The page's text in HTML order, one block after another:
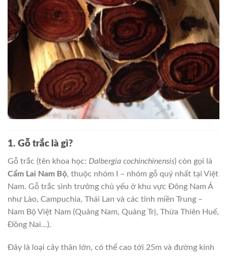
1. Gỗ trắc là gì?
Gỗ trắc (tên khoa học: Dalbergia cochinchinensis) còn gọi là
Cẩm Lai Nam Bộ, thuộc nhóm I – nhóm gỗ quý nhất tại Việt
Nam. Gỗ trắc sinh trưởng chủ yếu ở khu vực Đông Nam Á
như Lào, Campuchia, Thái Lan và các tỉnh miền Trung –
Nam Bộ Việt Nam (Quảng Nam, Quảng Trị, Thừa Thiên Huế,
Đồng Nai…).
Đây là loại cây thân lớn, có thể cao tới 25m và đường kính